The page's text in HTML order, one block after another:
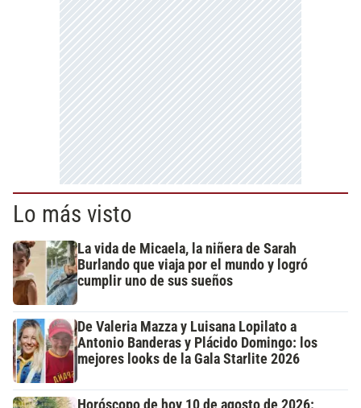
Lo más visto
La vida de Micaela, la niñera de Sarah
Burlando que viaja por el mundo y logró
cumplir uno de sus sueños
De Valeria Mazza y Luisana Lopilato a
Antonio Banderas y Plácido Domingo: los
mejores looks de la Gala Starlite 2026
Horóscopo de hoy 10 de agosto de 2026: